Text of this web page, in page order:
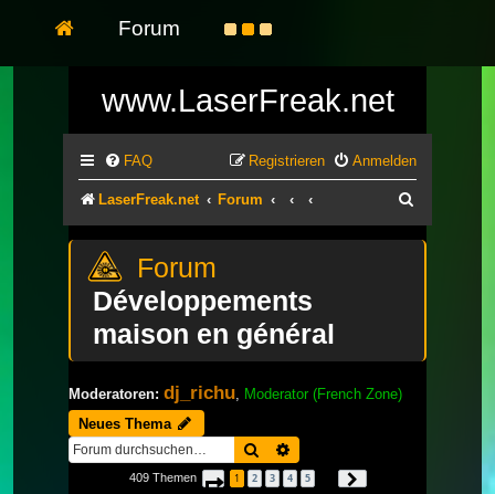
Forum
www.LaserFreak.net
FAQ Anmelden
Registrieren
LaserFreak.net Forum
Développements
maison en général
Moderatoren: dj_richu Moderator (French Zone)
Neues Thema
Suche
409 Themen Seite 1von 14
1 2 3 4 5